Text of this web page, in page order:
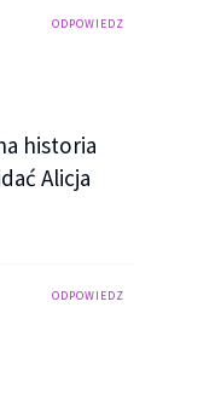
ODPOWIEDZ
historia
Alicja
ODPOWIEDZ